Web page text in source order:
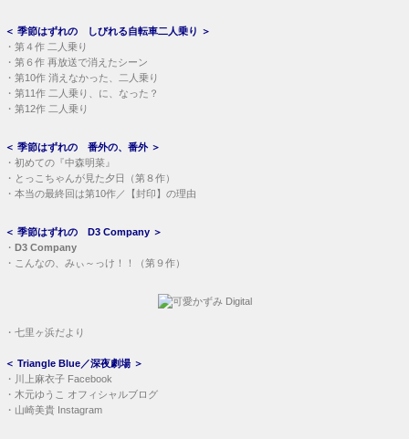
＜ 季節はずれの しびれる自転車二人乗り ＞
・ 第４作 二人乗り
・ 第６作 再放送で消えたシーン
・ 第10作 消えなかった、二人乗り
・ 第11作 二人乗り、に、なった？
・ 第12作 二人乗り
＜ 季節はずれの 番外の、番外＞
・ 初めての『中森明菜』
・ とっこちゃんが見た夕日（第８作）
・ 本当の最終回は第10作／【封印】の理由
＜ 季節はずれの D3 Company ＞
・ D3 Company
・ こんなの、みぃ～っけ！！（第９作）
・ 七里ヶ浜だより
＜ Triangle Blue／深夜劇場 ＞
・
川上麻衣子 Facebook
・ 木元ゆうこ オフィシャルブログ
・ 山崎美貴 Instagram